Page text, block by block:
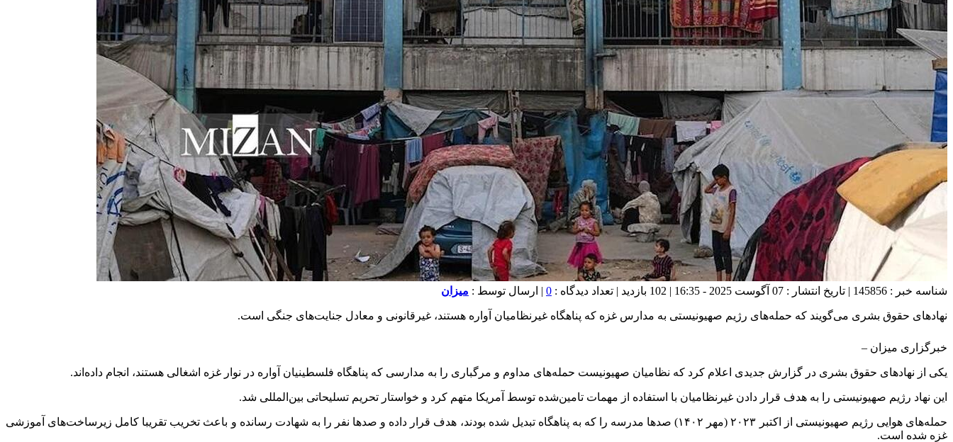
شناسه خبر : 145856 | تاریخ انتشار : 07 آگوست 2025 - 16:35 | 102 بازدید | تعداد دیدگاه : 0 | ارسال توسط : میزان
نهاد‌های حقوق بشری می‌گویند که حمله‌های رژیم صهیونیستی به مدارس غزه که پناهگاه غیرنظامیان آواره هستند، غیرقانونی و معادل جنایت‌های جنگی است.
خبرگزاری میزان –
یکی از نهاد‌های حقوق بشری در گزارش جدیدی اعلام کرد که نظامیان صهیونیست حمله‌های مداوم و مرگباری را به مدارسی که پناهگاه فلسطینیان آواره در نوار غزه اشغالی هستند، انجام داده‌اند.
این نهاد رژیم صهیونیستی را به هدف قرار دادن غیرنظامیان با استفاده از مهمات تامین‌شده توسط آمریکا متهم کرد و خواستار تحریم تسلیحاتی بین‌المللی شد.
حمله‌های هوایی رژیم صهیونیستی از اکتبر ۲۰۲۳ (مهر ۱۴۰۲) صد‌ها مدرسه را که به پناهگاه تبدیل شده بودند، هدف قرار داده و صد‌ها نفر را به شهادت رسانده و باعث تخریب تقریبا کامل زیرساخت‌های آموزشی
غزه شده است.